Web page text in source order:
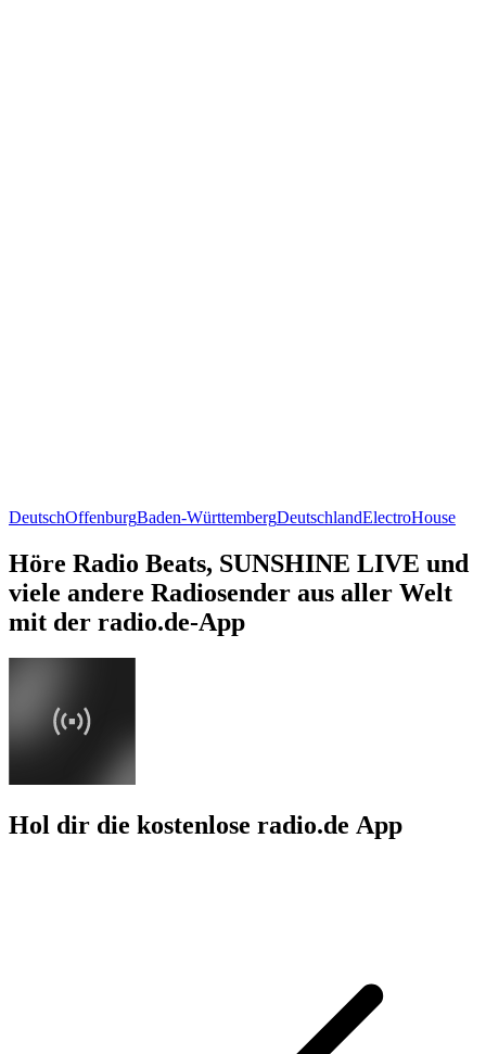
DeutschOffenburgBaden-WürttembergDeutschlandElectroHouse
Höre Radio Beats, SUNSHINE LIVE und
viele andere Radiosender aus aller Welt
mit der radio.de-App
Hol dir die kostenlose radio.de App